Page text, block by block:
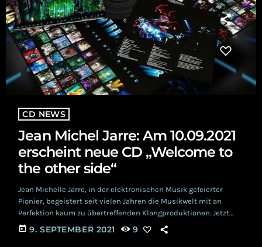
CD NEWS
Jean Michel Jarre: Am 10.09.2021
erscheint neue CD „Welcome to
the other side“
Jean Michelle Jarre, in der elektronischen Musik gefeierter
Pionier, begeistert seit vielen Jahren die Musikwelt mit an
Perfektion kaum zu übertreffenden Klangproduktionen. Jetzt
setzt er einen neuen Meilenstein durch die Veröffentlichung
des außergewöhnlichen Silvester Konzertes in Notre Dame
today 9. SEPTEMBER 2021 9